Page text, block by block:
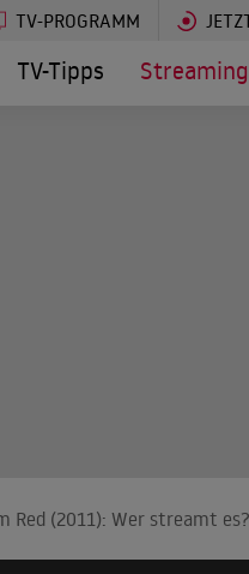
TV-PROGRAMM
TV-Tipps Streaming
Red (2011): Wer streamt